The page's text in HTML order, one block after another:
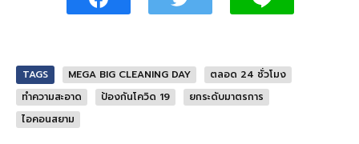
TAGS MEGA BIG CLEANING DAY
ตลอด 24 ชั่วโมง
ทำความสะอาด
ป้องกันโควิด 19
ยกระดับมาตรการ
ไอคอนสยาม